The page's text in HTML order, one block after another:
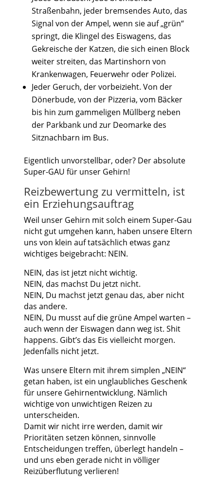
Straßenbahn, jeder bremsendes Auto, das
Signal von der Ampel, wenn sie auf „grün“
springt, die Klingel des Eiswagens, das
Gekreische der Katzen, die sich einen Block
weiter streiten, das Martinshorn von
Krankenwagen, Feuerwehr oder Polizei.
Jeder Geruch, der vorbeizieht. Von der
Dönerbude, von der Pizzeria, vom Bäcker
bis hin zum gammeligen Müllberg neben
der Parkbank und zur Deomarke des
Sitznachbarn im Bus.
Eigentlich unvorstellbar, oder? Der absolute
Super-GAU für unser Gehirn!
Reizbewertung zu vermitteln, ist
ein Erziehungsauftrag
Weil unser Gehirn mit solch einem Super-Gau
nicht gut umgehen kann, haben unsere Eltern
uns von klein auf tatsächlich etwas ganz
wichtiges beigebracht: NEIN.
NEIN, das ist jetzt nicht wichtig.
NEIN, das machst Du jetzt nicht.
NEIN, Du machst jetzt genau das, aber nicht
das andere.
NEIN, Du musst auf die grüne Ampel warten –
auch wenn der Eiswagen dann weg ist. Shit
happens. Gibt’s das Eis vielleicht morgen.
Jedenfalls nicht jetzt.
Was unsere Eltern mit ihrem simplen „NEIN“
getan haben, ist ein unglaubliches Geschenk
für unsere Gehirnentwicklung. Nämlich
wichtige von unwichtigen Reizen zu
unterscheiden.
Damit wir nicht irre werden, damit wir
Prioritäten setzen können, sinnvolle
Entscheidungen treffen, überlegt handeln –
und uns eben gerade nicht in völliger
Reizüberflutung verlieren!